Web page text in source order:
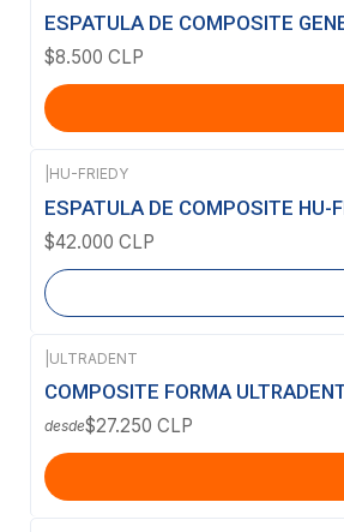
ESPATULA DE COMPOSITE
$8.500 CLP
Agotado
HU-FRIEDY
ESPATULA DE COMPOSITE HU-
$42.000 CLP
ULTRADENT
COMPOSITE FORMA
desde$27.250 CLP